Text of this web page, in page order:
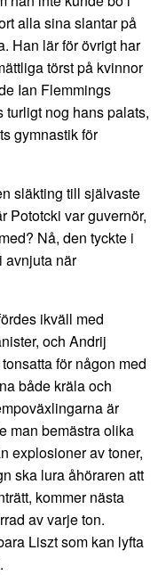
alla sina slantar på
Han lär för övrigt har
törst på kvinnor
Ian Flemmings
turligt nog hans palats,
gymnastik för
släkting till självaste
Pototcki var guvernör,
Nå, den tyckte i
avnjuta när
ikväll med
och Andrij
för någon med
både kräla och
är
man bemästra olika
explosioner av toner,
ska lura åhöraren att
kommer nästa
av varje ton.
Liszt som kan lyfta